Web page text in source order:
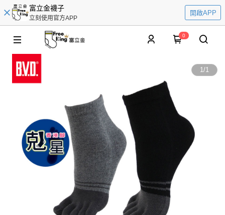
富立金襪子
立刻使用官方APP
開啟APP
0
1/1